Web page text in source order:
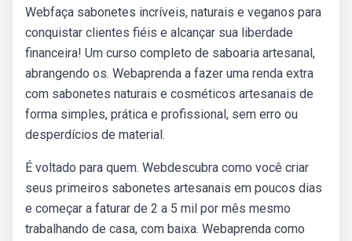
Webfaça sabonetes incríveis, naturais e veganos para
conquistar clientes fiéis e alcançar sua liberdade
financeira! Um curso completo de saboaria artesanal,
abrangendo os. Webaprenda a fazer uma renda extra
com sabonetes naturais e cosméticos artesanais de
forma simples, prática e profissional, sem erro ou
desperdícios de material.
É voltado para quem. Webdescubra como você criar
seus primeiros sabonetes artesanais em poucos dias
e começar a faturar de 2 a 5 mil por mês mesmo
trabalhando de casa, com baixa. Webaprenda como